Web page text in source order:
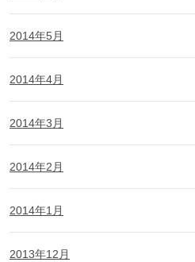
2014年5月
2014年4月
2014年3月
2014年2月
2014年1月
2013年12月